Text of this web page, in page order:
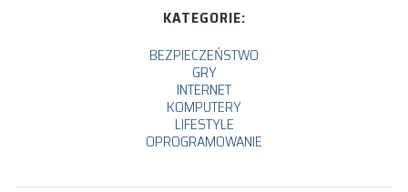
KATEGORIE:
BEZPIECZEŃSTWO
GRY
INTERNET
KOMPUTERY
LIFESTYLE
OPROGRAMOWANIE